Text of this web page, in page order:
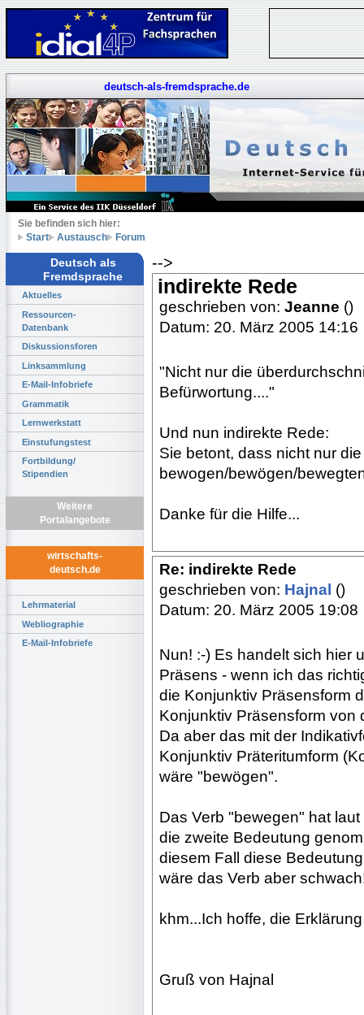
deutsch-als-fremdsprache.de
Sie befinden sich hier:
Start
Austausch Forum
Deutsch als
Fremdsprache
Aktuelles
Ressourcen-
Datenbank
Diskussionsforen
Linksammlung
E-Mail-Infobriefe
Grammatik
Lernwerkstatt
Einstufungstest
Fortbildung/
Stipendien
Weitere
Portalangebote
wirtschafts-
deutsch.de
Lehrmaterial
Webliographie
E-Mail-Infobriefe
-->
indirekte Rede
geschrieben von: Jeanne ()
Datum: 20. März 2005 14:16
"Nicht nur die
Befürwortung...."
Und nun indirekte Rede:
Sie betont, dass nicht nur
bewogen/bewögen/
Danke für die Hilfe...
Re: indirekte Rede
geschrieben von: Hajnal ()
Datum: 20. März 2005 19:08
Nun! :-) Es handelt sich hier
Präsens - wenn ich das
die Konjunktiv Präsensform
Konjunktiv Präsensform von
Da aber das mit der
Konjunktiv Präteritumform
wäre "bewögen".
Das Verb "bewegen" hat
die zweite Bedeutung
diesem Fall diese
wäre das Verb aber
khm...Ich hoffe, die
Gruß von Hajnal